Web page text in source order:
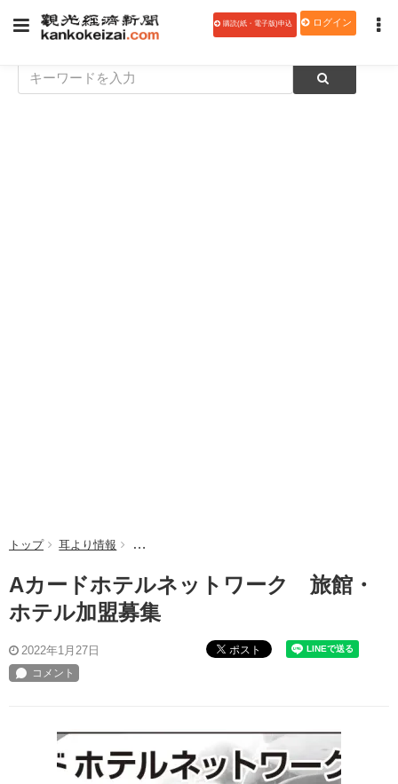
購読(紙・電子版)申込 ログイン
トップ 耳より情報 Aカードホテルネットワーク 旅館・ホテル加盟募
Aカードホテルネットワーク 旅館・
ホテル加盟募集
2022年1月27日 ポスト